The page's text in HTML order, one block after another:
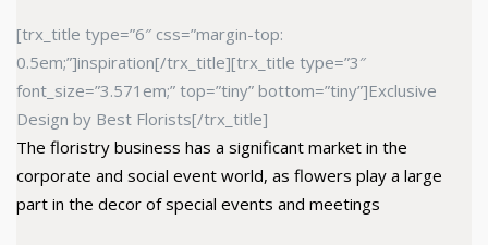
[trx_title type=”6″ css=”margin-top:
0.5em;”]inspiration[/trx_title][trx_title type=”3″
font_size=”3.571em;” top=”tiny” bottom=”tiny”]Exclusive
Design by Best Florists[/trx_title]
The floristry business has a significant market in the
corporate and social event world, as flowers play a large
part in the decor of special events and meetings